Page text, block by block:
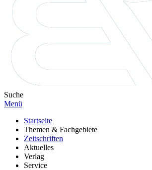
Suche
Menü
Startseite
Themen & Fachgebiete
Zeitschriften
Aktuelles
Verlag
Service